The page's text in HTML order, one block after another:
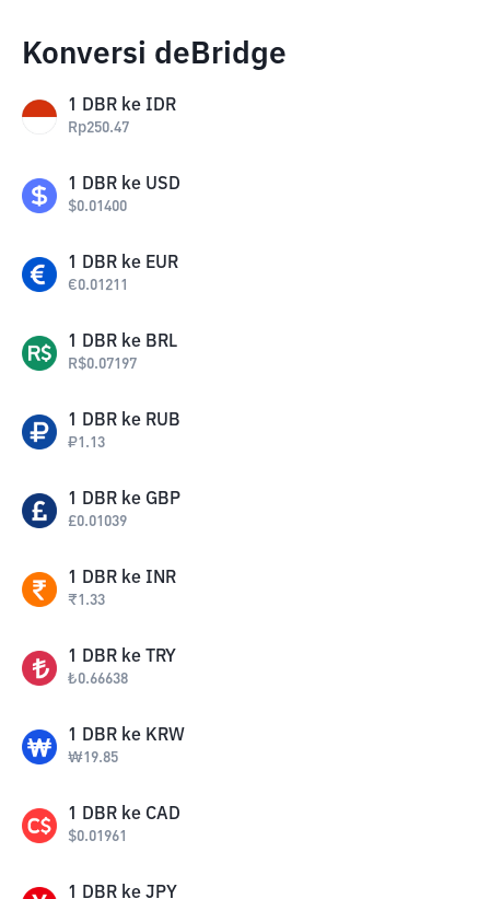
Konversi deBridge
1 DBR ke IDR
Rp250.47
1 DBR ke USD
$0.01400
1 DBR ke EUR
€0.01211
1 DBR ke BRL
R$0.07197
1 DBR ke RUB
₽1.13
1 DBR ke GBP
£0.01039
1 DBR ke INR
₹1.33
1 DBR ke TRY
₺0.66638
1 DBR ke KRW
₩19.85
1 DBR ke CAD
$0.01961
1 DBR ke JPY